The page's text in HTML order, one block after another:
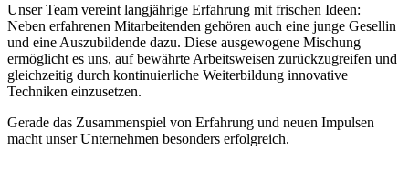
Unser Team vereint langjährige Erfahrung mit frischen Ideen:
Neben erfahrenen Mitarbeitenden gehören auch eine junge Gesellin
und eine Auszubildende dazu. Diese ausgewogene Mischung
ermöglicht es uns, auf bewährte Arbeitsweisen zurückzugreifen und
gleichzeitig durch kontinuierliche Weiterbildung innovative
Techniken einzusetzen.
Gerade das Zusammenspiel von Erfahrung und neuen Impulsen
macht unser Unternehmen besonders erfolgreich.